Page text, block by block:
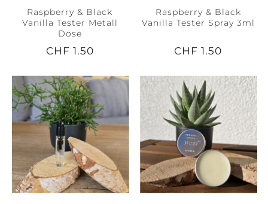
Raspberry & Black
Vanilla Tester Metall
Dose
CHF 1.50
Raspberry & Black
Vanilla Tester Spray 3ml
CHF 1.50